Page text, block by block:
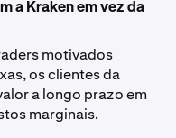
a Kraken em vez da
motivados
os clientes da
a longo prazo em
marginais.